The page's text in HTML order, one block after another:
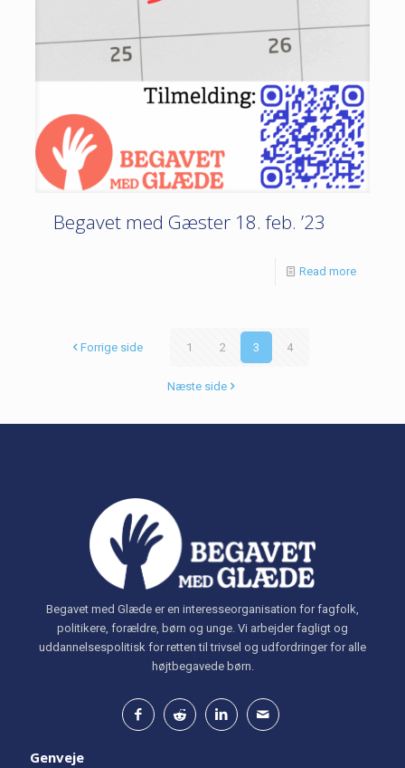
Begavet med Gæster 18. feb. ’23
Read more
Forrige side 1 2 3 4
Næste side
Begavet med Glæde er en interesseorganisation for fagfolk,
politikere, forældre, børn og unge. Vi arbejder fagligt og
uddannelsespolitisk for retten til trivsel og udfordringer for alle
højtbegavede børn.
Genveje